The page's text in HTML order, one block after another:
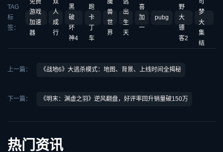
TAG
标
签：
免费
游戏
加速
器
双
人
成
行
黑
破
坏
神4
跑
卡
车
魔
兽
世
界
逃
出
生
天
喜
加
一
pubg
野
大
镖
客2
可
梦
大
集
结
上一篇： 《战地6》大逃杀模式：地图、背景、上线时间全揭秘
下一篇： 《明末：渊虚之羽》逆风翻盘，好评率回升销量破150万
热门资讯